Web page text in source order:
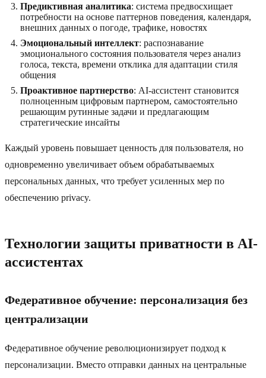
Предиктивная аналитика: система предвосхищает
потребности на основе паттернов поведения, календаря,
внешних данных о погоде, трафике, новостях
Эмоциональный интеллект: распознавание
эмоционального состояния пользователя через анализ
голоса, текста, времени отклика для адаптации стиля
общения
Проактивное партнерство: AI-ассистент становится
полноценным цифровым партнером, самостоятельно
решающим рутинные задачи и предлагающим
стратегические инсайты
Каждый уровень повышает ценность для пользователя, но
одновременно увеличивает объем обрабатываемых
персональных данных, что требует усиленных мер по
обеспечению privacy.
Технологии защиты приватности в AI-
ассистентах
Федеративное обучение: персонализация без
централизации
Федеративное обучение революционизирует подход к
персонализации. Вместо отправки данных на центральные